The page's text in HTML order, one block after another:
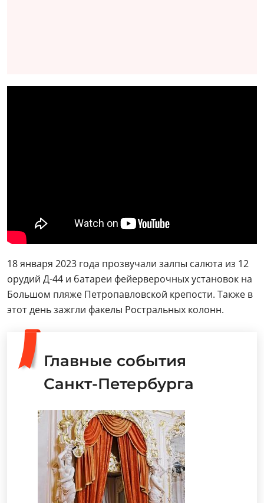
18 января 2023 года прозвучали залпы салюта из 12
орудий Д-44 и батареи фейерверочных установок на
Большом пляже Петропавловской крепости. Также в
этот день зажгли факелы Ростральных колонн.
Главные события
Санкт-Петербурга